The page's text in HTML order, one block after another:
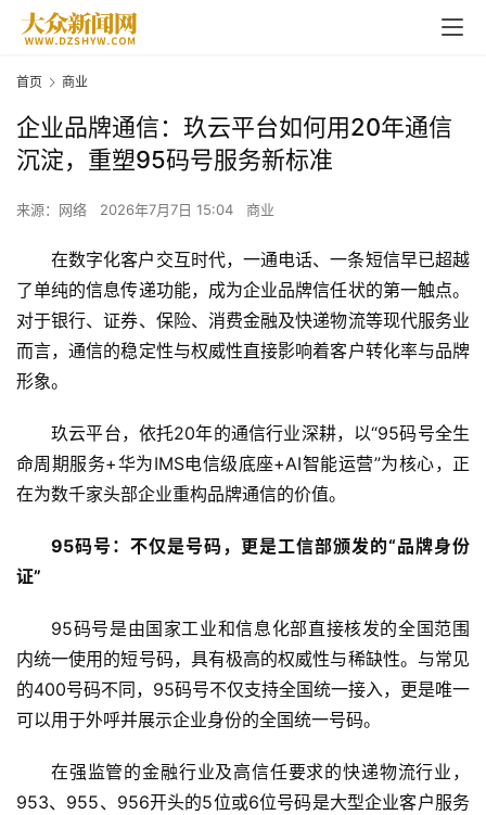
首页 商业
企业品牌通信：玖云平台如何用20年通信
沉淀，重塑95码号服务新标准
来源：网络 2026年7月7日 15:04 商业
在数字化客户交互时代，一通电话、一条短信早已超越
了单纯的信息传递功能，成为企业品牌信任状的第一触点。
对于银行、证券、保险、消费金融及快递物流等现代服务业
而言，通信的稳定性与权威性直接影响着客户转化率与品牌
形象。
玖云平台，依托20年的通信行业深耕，以“95码号全生
命周期服务+华为IMS电信级底座+AI智能运营”为核心，正
在为数千家头部企业重构品牌通信的价值。
95码号：不仅是号码，更是工信部颁发的“品牌身份
证”
95码号是由国家工业和信息化部直接核发的全国范围
内统一使用的短号码，具有极高的权威性与稀缺性。与常见
的400号码不同，95码号不仅支持全国统一接入，更是唯一
可以用于外呼并展示企业身份的全国统一号码。
在强监管的金融行业及高信任要求的快递物流行业，
953、955、956开头的5位或6位号码是大型企业客户服务